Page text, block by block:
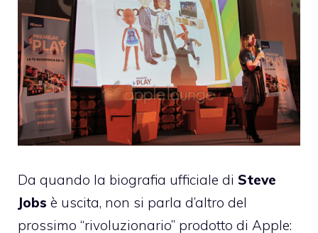
Da quando la biografia ufficiale di Steve
Jobs è uscita, non si parla d’altro del
prossimo “rivoluzionario” prodotto di Apple: